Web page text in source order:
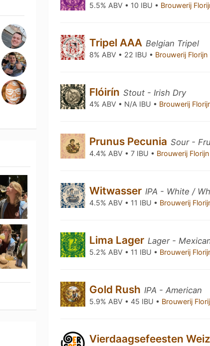
5.5% ABV • 10 IBU • Brouwerij
Tripel AAA Belgian Tripel
8% ABV • 22 IBU • Brouwerij Florijn
Flóirín Stout - Irish Dry
4% ABV • N/A IBU • Brouwerij
Prunus Pecunia Sour -
4.4% ABV • 7 IBU • Brouwerij Florijn
Witwasser IPA - White /
4.5% ABV • 11 IBU • Brouwerij
Lima Lager Lager -
5.2% ABV • 11 IBU • Brouwerij
Gold Rush IPA - American
5.9% ABV • 45 IBU • Brouwerij
Vierdaagsefeesten